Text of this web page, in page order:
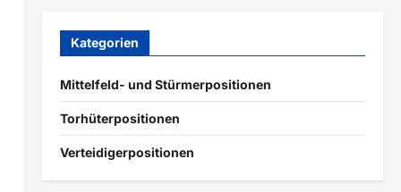
Kategorien
Mittelfeld- und Stürmerpositionen
Torhüterpositionen
Verteidigerpositionen